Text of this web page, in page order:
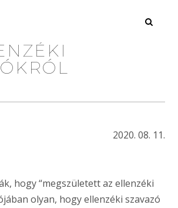
2020. 08. 11.
hogy “megszületett az ellenzéki
olyan, hogy ellenzéki szavazó